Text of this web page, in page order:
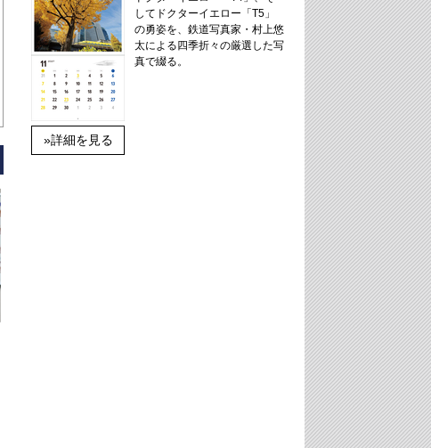
»詳細を見る
してドクターイエロー「T5」
の勇姿を、鉄道写真家・村上悠
太による四季折々の厳選した写
真で綴る。